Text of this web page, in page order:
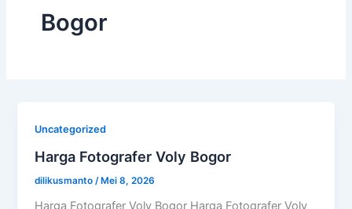
Bogor
Uncategorized
Harga Fotografer Voly Bogor
dilikusmanto /Mei 8, 2026
Harga Fotografer Voly Bogor Harga Fotografer Voly